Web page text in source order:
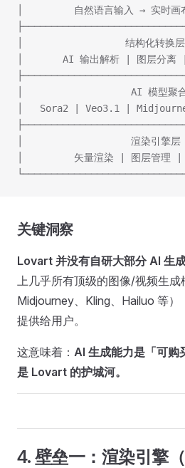
│         自然语言输入 → 实时
│                  结构化转
│       AI 输出解析 | 图层分
│                   AI 模型聚
│   Sora2 | Veo3.1 |
│                   渲染引擎
│         矢量渲染 | 图层管
关键洞察
Lovart 并没有自研大部分 AI 生
上几乎所有顶级的图像/视频生成
Midjourney、Kling、Hailuo 等
提供给用户。
这意味着： AI 生成能力是「可购
是 Lovart 的护城河。
4. 壁垒一：渲染引擎（